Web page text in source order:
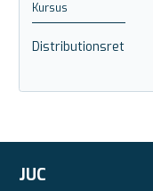
Kursus
Distributionsret
JUC